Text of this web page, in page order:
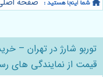
توربو شارژ در تهران –
قیمت از نمایندگی های